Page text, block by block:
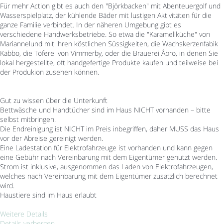
Für mehr Action gibt es auch den "Björkbacken" mit Abenteuergolf und
Wasserspielplatz, der kühlende Bäder mit lustigen Aktivitäten für die
ganze Familie verbindet. In der näheren Umgebung gibt es
verschiedene Handwerksbetriebe. So etwa die "Karamellküche" von
Mariannelund mit ihren köstlichen Süssigkeiten, die Wachskerzenfabik
Käbbo, die Töferei von Vimmerby, oder die Brauerei Åbro, in denen Sie
lokal hergestellte, oft handgefertige Produkte kaufen und teilweise bei
der Produkion zusehen können.
Gut zu wissen über die Unterkunft
Bettwäsche und Handtücher sind im Haus NICHT vorhanden – bitte
selbst mitbringen.
Die Endreinigung ist NICHT im Preis inbegriffen, daher MUSS das Haus
vor der Abreise gereinigt werden.
Eine Ladestation für Elektrofahrzeuge ist vorhanden und kann gegen
eine Gebühr nach Vereinbarung mit dem Eigentümer genutzt werden.
Strom ist inklusive, ausgenommen das Laden von Elektrofahrzeugen,
welches nach Vereinbarung mit dem Eigentümer zusätzlich berechnet
wird.
Haustiere sind im Haus erlaubt
Weitere Details